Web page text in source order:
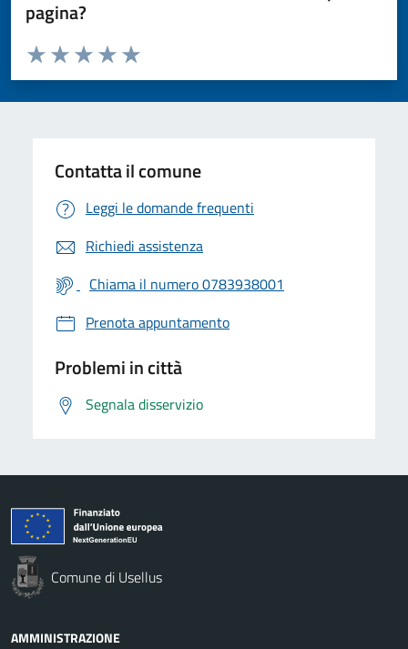
pagina?
Valuta da 1 a 5 stelle la pagina
Valuta 5 stelle su 5
Valuta 4 stelle su 5
Valuta 3 stelle su 5
Valuta 2 stelle su 5
Valuta 1 stelle su 5
Contatta il comune
Leggi le domande frequenti
Richiedi assistenza
Chiama il numero 0783938001
Prenota appuntamento
Problemi in città
Segnala disservizio
Comune di Usellus
AMMINISTRAZIONE